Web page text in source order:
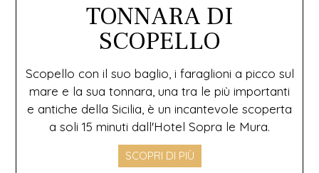
TONNARA DI
SCOPELLO
Scopello con il suo baglio, i faraglioni a picco sul
mare e la sua tonnara, una tra le più importanti
e antiche della Sicilia, è un incantevole scoperta
a soli 15 minuti dall'Hotel Sopra le Mura.
SCOPRI DI PIÙ